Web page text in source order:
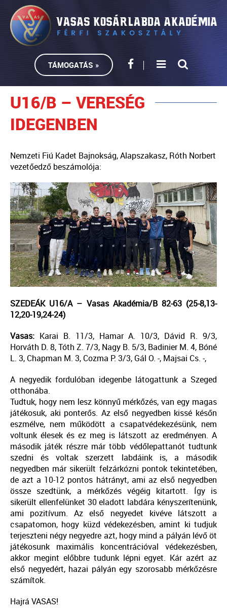
TÁMOGATÁS »
U16/B – VERESÉG
IDEGENBEN
Nemzeti Fiú Kadet Bajnokság, Alapszakasz, Róth Norbert
vezetőedző beszámolója:
SZEDEÁK U16/A – Vasas Akadémia/B 82-63 (25-8,13-
12,20-19,24-24)
Vasas: Karai B. 11/3, Hamar A. 10/3, Dávid R. 9/3,
Horváth D. 8, Tóth Z. 7/3, Nagy B. 5/3, Badinier M. 4, Bóné
L. 3, Chapman M. 3, Cozma P. 3/3, Gál O. -, Majsai Cs. -,
A negyedik fordulóban idegenbe látogattunk a Szeged
otthonába.
Tudtuk, hogy nem lesz könnyű mérkőzés, van egy magas
játékosuk, aki ponterős. Az első negyedben kissé későn
eszmélve, nem működött a csapatvédekezésünk, nem
voltunk élesek és ez meg is látszott az eredményen. A
második játék részre már több védőlepattanót tudtunk
szedni és voltak szerzett labdáink is, a második
negyedben már sikerült felzárkózni pontok tekintetében,
de azt a 10-12 pontos hátrányt, ami az első negyedben
össze szedtünk, a mérkőzés végéig kitartott. Így is
sikerült ellenfelünket 30 eladott labdára kényszerítenünk,
ami pozitívum. Az első negyedet kivéve látszott a
csapatomon, hogy küzd védekezésben, amint ki tudjuk
terjeszteni négy negyedre azt, hogy mind a pályán lévő öt
játékosunk maximális koncentrációval védekezésben,
akkor megint előbbre tudunk lépni egyet. Kár azért az
első negyedért, hazai pályán egy szorosabb mérkőzésre
számítok.
Hajrá VASAS!